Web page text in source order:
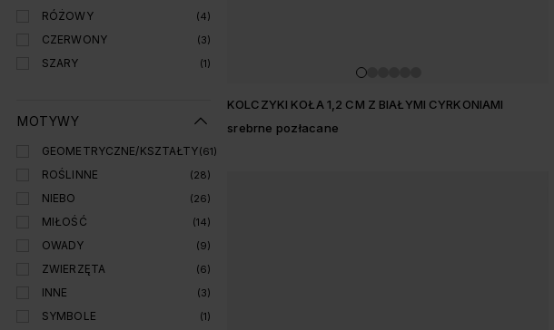
RÓŻOWY (4)
CZERWONY (3)
SZARY (1)
MOTYWY
GEOMETRYCZNE/KSZTAŁTY(61)
ROŚLINNE (28)
NIEBO (26)
MIŁOŚĆ (14)
OWADY (9)
ZWIERZĘTA (6)
INNE (3)
SYMBOLE (1)
KOLCZYKI KOŁA 1,2 CM Z BIAŁYMI CYRKONIAMI
srebrne pozłacane